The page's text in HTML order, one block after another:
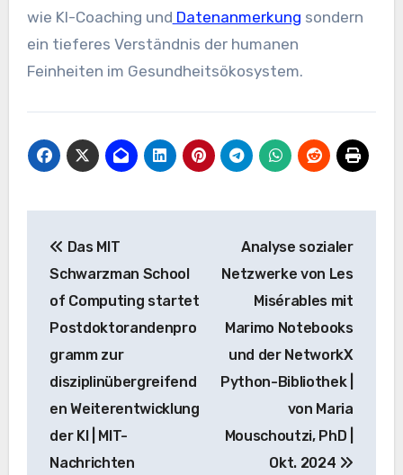
wie KI-Coaching und Datenanmerkung sondern
ein tieferes Verständnis der humanen
Feinheiten im Gesundheitsökosystem.
Navigation
Das MIT
Schwarzman School
of Computing startet
Postdoktorandenpro
gramm zur
disziplinübergreifend
en Weiterentwicklung
der KI | MIT-
Nachrichten
Analyse sozialer
Netzwerke von Les
Misérables mit
Marimo Notebooks
und der NetworkX
Python-Bibliothek |
von Maria
Mouschoutzi, PhD |
Okt. 2024